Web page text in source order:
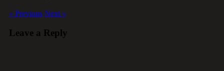
« Previous Next »
Leave a Reply